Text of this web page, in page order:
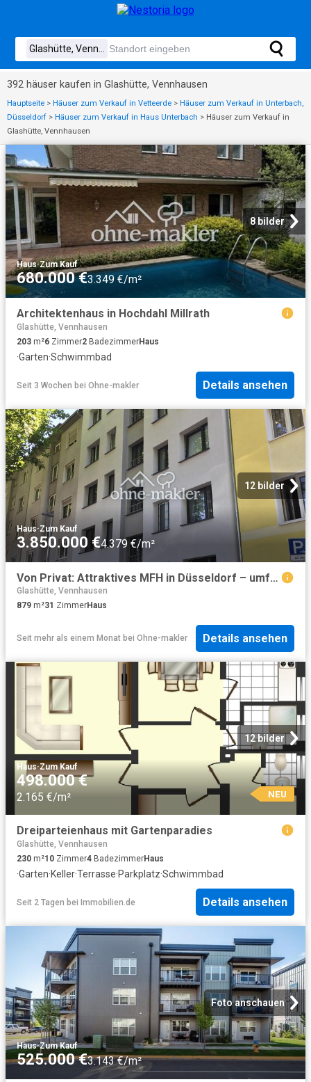
392 häuser kaufen in Glashütte, Vennhausen
Hauptseite > Häuser zum Verkauf in Vetteerde > Häuser zum Verkauf in Unterbach,
Düsseldorf > Häuser zum Verkauf in Haus Unterbach > Häuser zum Verkauf in
Glashütte, Vennhausen
8 bilder
Haus·Zum Kauf
680.000 €3.349 €/m²
Architektenhaus in Hochdahl Millrath
Glashütte, Vennhausen
203 m²6 Zimmer2 BadezimmerHaus
·Garten·Schwimmbad
Seit 3 Wochen bei Ohne-makler Details ansehen
12 bilder
Haus·Zum Kauf
3.850.000 €4.379 €/m²
Von Privat: Attraktives MFH in Düsseldorf – umfassend modernisiert Effizienzhaus 70, 17 Einheiten
Glashütte, Vennhausen
879 m²31 ZimmerHaus
Seit mehr als einem Monat bei Ohne-makler Details ansehen
12 bilder
Haus·Zum Kauf
498.000 €
2.165 €/m² NEU
Dreiparteienhaus mit Gartenparadies
Glashütte, Vennhausen
230 m²10 Zimmer4 BadezimmerHaus
·Garten·Keller·Terrasse·Parkplatz·Schwimmbad
Seit 2 Tagen bei Immobilien.de Details ansehen
Foto anschauen
Haus·Zum Kauf
525.000 €3.143 €/m²